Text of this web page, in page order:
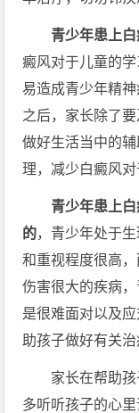
青少年患上
癜风对于儿童的
易造成青少年精
之后，家长除了
做好生活当中的
理，减少白癜风对
青少年患上
的，青少年处于
和重视程度很高
伤害很大的疾病
是很难面对以及
助孩子做好有关治
家长在帮助孩
多听听孩子的心